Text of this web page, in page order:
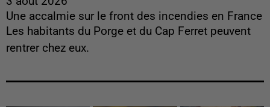
Une accalmie sur le front des incendies en France
Les habitants du Porge et du Cap Ferret peuvent
rentrer chez eux.